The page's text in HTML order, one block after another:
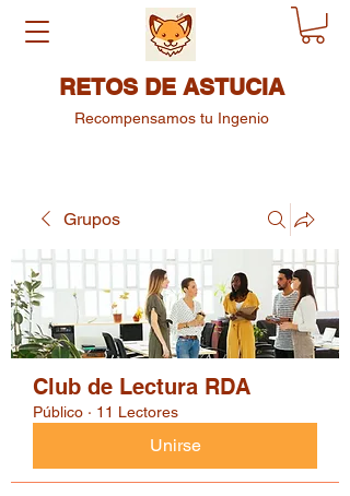
RETOS DE ASTUCIA
Recompensamos tu Ingenio
Grupos
Club de Lectura RDA
Público · 11 Lectores
Unirse